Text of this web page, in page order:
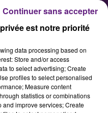
» : le
est notre priorité
data processing based on
Store and/or access
to select advertising; Create
profiles to select personalised
Measure content
statistics or combinations
and improve services; Create
Continuer sans accepter